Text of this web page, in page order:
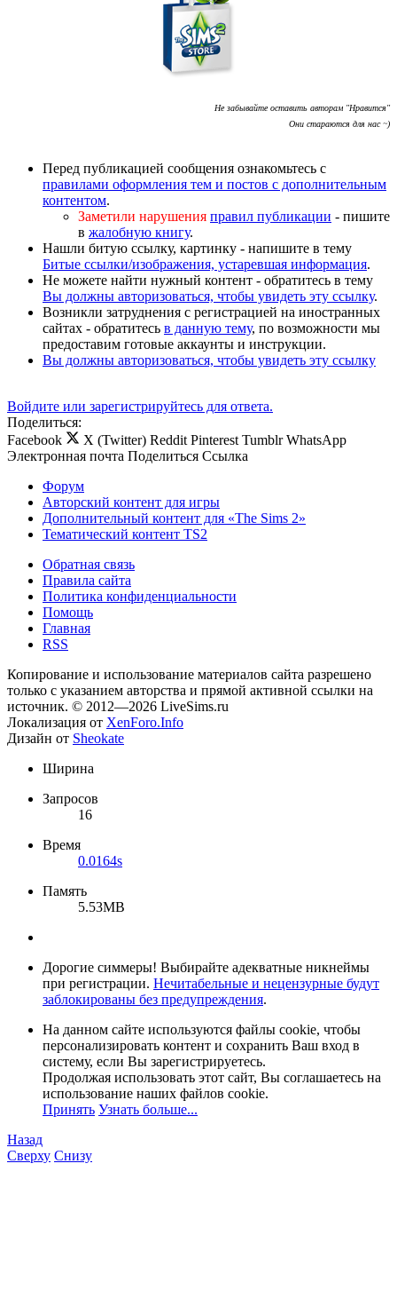
Не забывайте оставить авторам "Нравится"
Они стараются для нас ~)
Перед публикацией сообщения ознакомьтесь с
правилами оформления тем и постов с дополнительным
контентом.
Заметили нарушения правил публикации - пишите
в жалобную книгу.
Нашли битую ссылку, картинку - напишите в тему
Битые ссылки/изображения, устаревшая информация.
Не можете найти нужный контент - обратитесь в тему
Вы должны авторизоваться, чтобы увидеть эту ссылку.
Возникли затруднения с регистрацией на иностранных
сайтах - обратитесь в данную тему, по возможности мы
предоставим готовые аккаунты и инструкции.
Вы должны авторизоваться, чтобы увидеть эту ссылку
Войдите или зарегистрируйтесь для ответа.
Поделиться:
Facebook
X (Twitter) Reddit Pinterest Tumblr WhatsApp
Электронная почта Поделиться Ссылка
Форум
Авторский контент для игры
Дополнительный контент для «The Sims 2»
Тематический контент TS2
Обратная связь
Правила сайта
Политика конфиденциальности
Помощь
Главная
RSS
Копирование и использование материалов сайта разрешено
только с указанием авторства и прямой активной ссылки на
источник. © 2012—2026 LiveSims.ru
Локализация от XenForo.Info
Дизайн от Sheokate
Ширина
Запросов
16
Время
0.0164s
Память
5.53MB
Дорогие симмеры! Выбирайте адекватные никнеймы
при регистрации. Нечитабельные и нецензурные будут
заблокированы без предупреждения.
На данном сайте используются файлы cookie, чтобы
персонализировать контент и сохранить Ваш вход в
систему, если Вы зарегистрируетесь.
Продолжая использовать этот сайт, Вы соглашаетесь на
использование наших файлов cookie.
Принять Узнать больше...
Назад
Сверху Снизу